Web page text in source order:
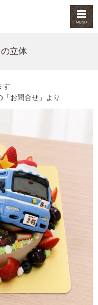
MENU
の立体
す
お問合せ」より